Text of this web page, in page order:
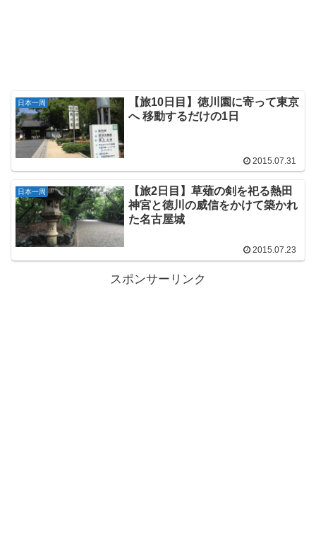
日本一周
【旅10日目】徳川園に寄って東京
へ 移動するだけの1日
2015.07.31
日本一周
【旅2日目】草薙の剣を祀る熱田
神宮と徳川の威信をかけて築かれ
た名古屋城
2015.07.23
スポンサーリンク